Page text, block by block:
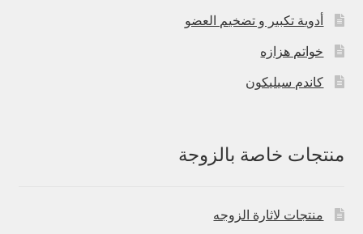
أدوية تكبير و تضخيم العضو
خواتم هزازه
كاندم سيليكون
منتجات خاصة بالزوجة
منتجات لاثارة الزوجه